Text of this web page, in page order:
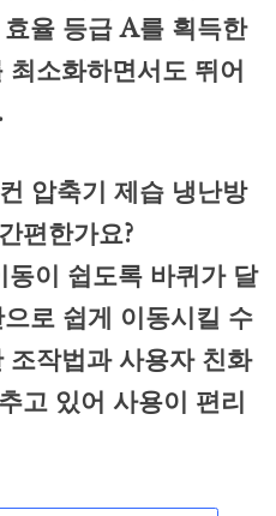
율 등급 A를 획득한
소화하면서도 뛰어
압축기 제습 냉난방
편한가요?
이 쉽도록 바퀴가 달
로 쉽게 이동시킬 수
조작법과 사용자 친화
고 있어 사용이 편리